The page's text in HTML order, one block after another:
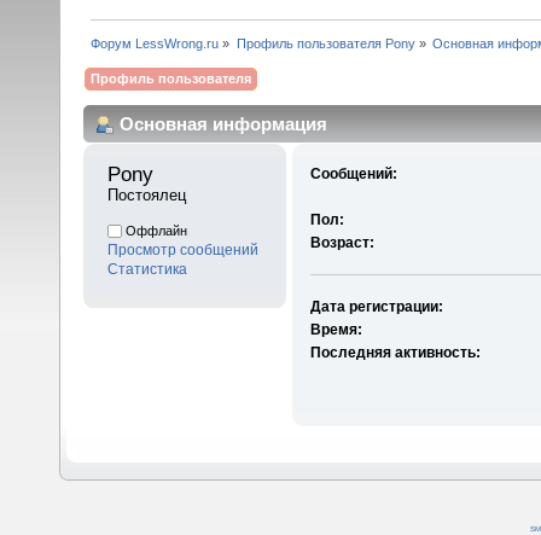
Форум LessWrong.ru » Профиль пользователя Pony» Основная
Профиль пользователя
Основная информация
Pony
Постоялец
Оффлайн
Просмотр сообщений
Статистика
Сообщений:
Пол:
Возраст:
Дата регистрации:
Время:
Последняя активность: